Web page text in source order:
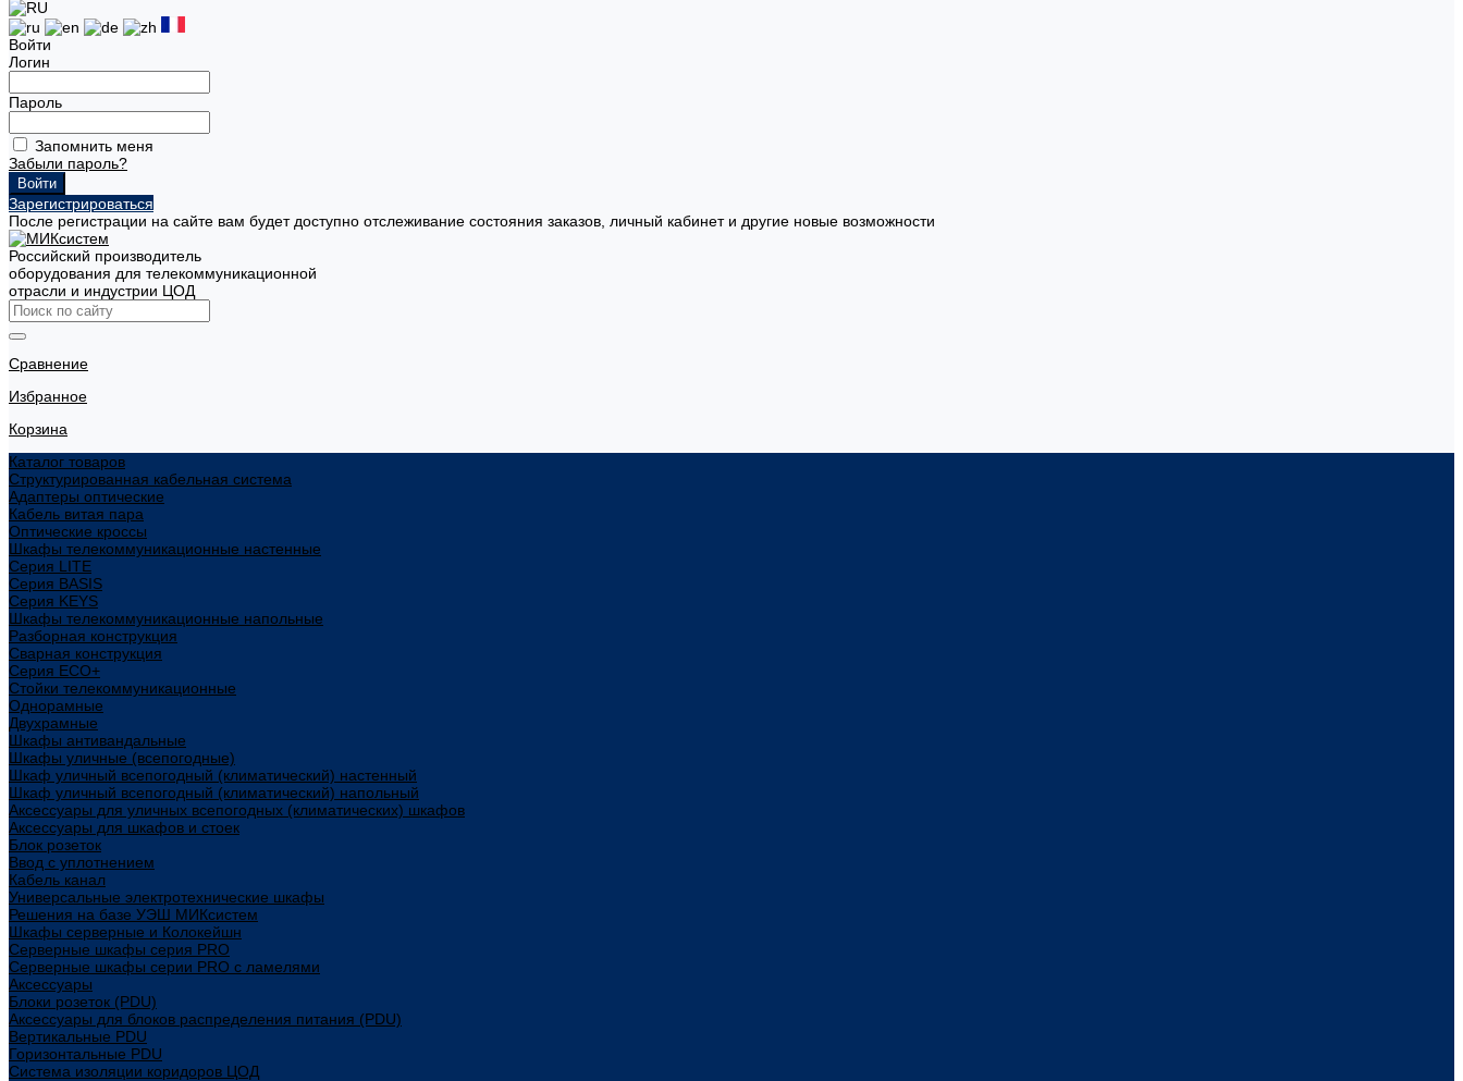
Войти
Логин
Пароль
Запомнить меня
Забыли пароль?
Зарегистрироваться
После регистрации на сайте вам будет доступно отслеживание состояния заказов, личный кабинет и другие новые возможности
Российский производитель
оборудования для телекоммуникационной
отрасли и индустрии ЦОД
Сравнение
Избранное
Корзина
Каталог товаров
Структурированная кабельная система
Адаптеры оптические
Кабель витая пара
Оптические кроссы
Шкафы телекоммуникационные настенные
Cерия LITE
Cерия BASIS
Cерия KEYS
Шкафы телекоммуникационные напольные
Разборная конструкция
Сварная конструкция
Серия ECO+
Стойки телекоммуникационные
Однорамные
Двухрамные
Шкафы антивандальные
Шкафы уличные (всепогодные)
Шкаф уличный всепогодный (климатический) настенный
Шкаф уличный всепогодный (климатический) напольный
Аксессуары для уличных всепогодных (климатических) шкафов
Аксессуары для шкафов и стоек
Блок розеток
Ввод с уплотнением
Кабель канал
Универсальные электротехнические шкафы
Решения на базе УЭШ МИКсистем
Шкафы серверные и Колокейшн
Серверные шкафы серия PRO
Серверные шкафы серии PRO с ламелями
Аксессуары
Блоки розеток (PDU)
Аксессуары для блоков распределения питания (PDU)
Вертикальные PDU
Горизонтальные PDU
Система изоляции коридоров ЦОД